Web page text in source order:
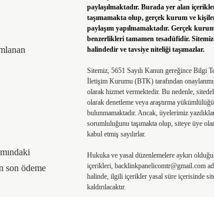
son ödeme
paylaşılmaktadır. Burada yer alan
taşımamakta olup, gerçek kurum ve
paylaşım yapılmamaktadır. Gerçek
benzerlikleri tamamen tesadüfidir.
halindedir ve tavsiye niteliği taşımazlar.
Sitemiz, 5651 Sayılı Kanun gereğince Bilgi
İletişim Kurumu (BTK) tarafından
olarak hizmet vermektedir. Bu nedenle,
olarak denetleme veya araştırma
bulunmamaktadır. Ancak, üyelerimiz
sorumluluğunu taşımakta olup, siteye üye
kabul etmiş sayılırlar.
Hukuka ve yasal düzenlemelere aykırı
içerikleri, backlinkpanelicomtr@gmail.com
halinde, ilgili içerikler yasal süre içerisinde
kaldırılacaktır.